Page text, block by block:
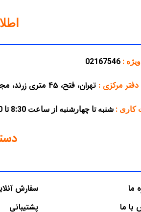
:
02167546
مرکزی : تهران، فتح، 45 متری زرند، مجتمع تجاری پارسه، پلاک 38
کاری : شنبه تا چهارشنبه از ساعت 8:30 تا 16:30 – پنجشنبه از ساعت 8:30 تا 12:30
ما
با ما
سفارش
پشتیبانی